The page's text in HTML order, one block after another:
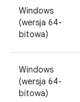
Windows
(wersja 64-
bitowa)
Windows
(wersja 64-
bitowa)